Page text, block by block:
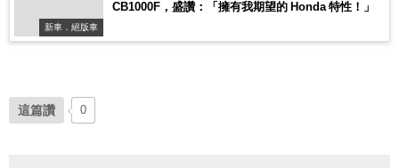
新車．絕版車
CB1000F，盛讚：「擁有我期望的 Honda 特性！」
這篇讚 0